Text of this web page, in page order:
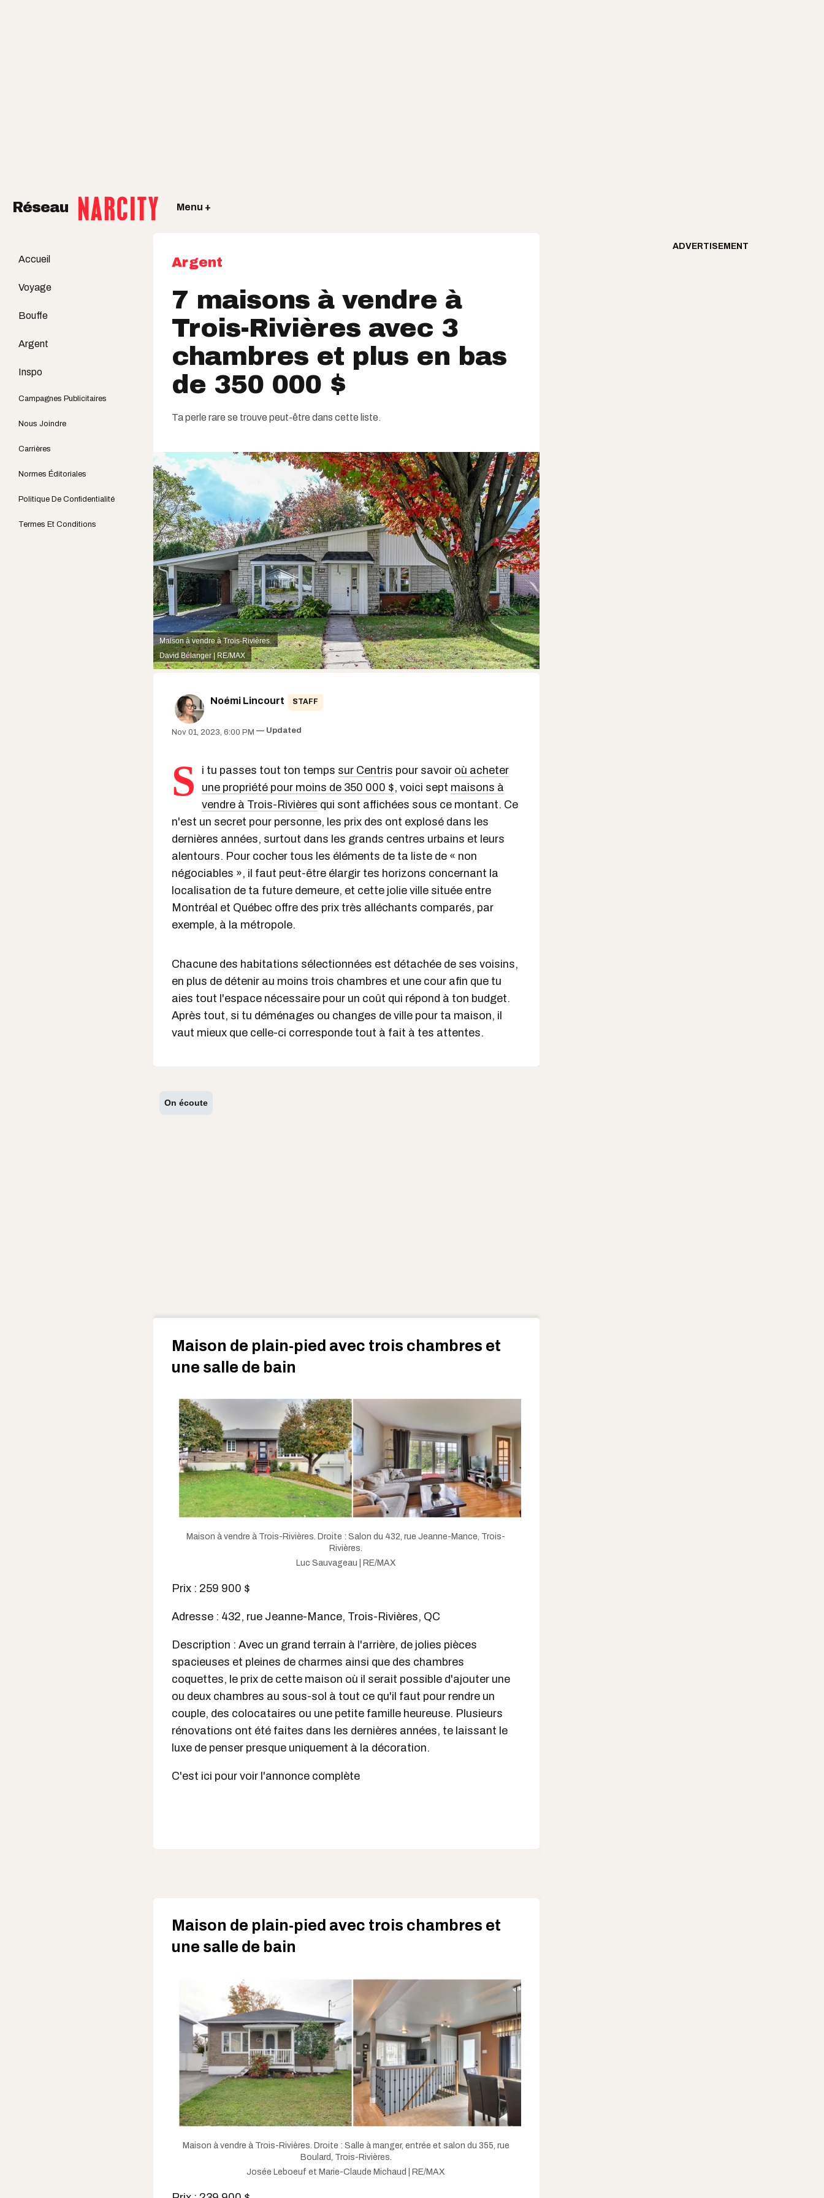
Réseau Menu +
Accueil
Voyage
Bouffe
Argent
Inspo
Campagnes Publicitaires
Nous Joindre
Carrières
Normes Éditoriales
Politique De Confidentialité
Termes Et Conditions
Argent
7 maisons à vendre à
Trois-Rivières avec 3
chambres et plus en bas
de 350 000 $
Ta perle rare se trouve peut-être dans cette liste.
Maison à vendre à Trois-Rivières.
David Bélanger | RE/MAX
Noémi Lincourt STAFF
Nov 01, 2023, 6:00 PM Updated
S i tu passes tout ton temps sur Centris pour savoir où acheter
une propriété pour moins de 350 000 $, voici sept maisons à
vendre à Trois-Rivières qui sont affichées sous ce montant. Ce
n'est un secret pour personne, les prix des ont explosé dans les
dernières années, surtout dans les grands centres urbains et leurs
alentours. Pour cocher tous les éléments de ta liste de « non
négociables », il faut peut-être élargir tes horizons concernant la
localisation de ta future demeure, et cette jolie ville située entre
Montréal et Québec offre des prix très alléchants comparés, par
exemple, à la métropole.
Chacune des habitations sélectionnées est détachée de ses voisins,
en plus de détenir au moins trois chambres et une cour afin que tu
aies tout l'espace nécessaire pour un coût qui répond à ton budget.
Après tout, si tu déménages ou changes de ville pour ta maison, il
vaut mieux que celle-ci corresponde tout à fait à tes attentes.
On écoute
Maison de plain-pied avec trois chambres et
une salle de bain
Maison à vendre à Trois-Rivières. Droite : Salon du 432, rue Jeanne-Mance, Trois-
Rivières.
Luc Sauvageau | RE/MAX
Prix : 259 900 $
Adresse : 432, rue Jeanne-Mance, Trois-Rivières, QC
Description : Avec un grand terrain à l'arrière, de jolies pièces
spacieuses et pleines de charmes ainsi que des chambres
coquettes, le prix de cette maison où il serait possible d'ajouter une
ou deux chambres au sous-sol à tout ce qu'il faut pour rendre un
couple, des colocataires ou une petite famille heureuse. Plusieurs
rénovations ont été faites dans les dernières années, te laissant le
luxe de penser presque uniquement à la décoration.
C'est ici pour voir l'annonce complète
Maison de plain-pied avec trois chambres et
une salle de bain
Maison à vendre à Trois-Rivières. Droite : Salle à manger, entrée et salon du 355, rue
Boulard, Trois-Rivières.
Josée Leboeuf et Marie-Claude Michaud | RE/MAX
ADVERTISEMENT